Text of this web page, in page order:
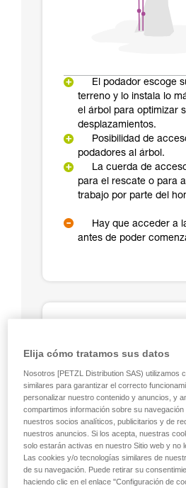
El podador escoge
terreno y lo instala lo
el árbol para optimizar
desplazamientos.
Posibilidad de
podadores al árbol.
La cuerda de
para el rescate o para
trabajo por parte del
Hay que acceder a
antes de poder
Elija cómo tratamos sus datos
Nosotros [PETZL Distribution SAS) utilizamos
similares para garantizar el correcto
personalizar nuestro contenido y anuncios, y
compartimos información sobre su
nuestros socios analíticos, publicitarios y de
nuestros anuncios. Si los acepta, nuestras
solo estarán activas en nuestro Sitio web y no
Las cookies y/o tecnologías similares de
de su navegación. Puede retirar su
haciendo clic en el enlace "Configuración de